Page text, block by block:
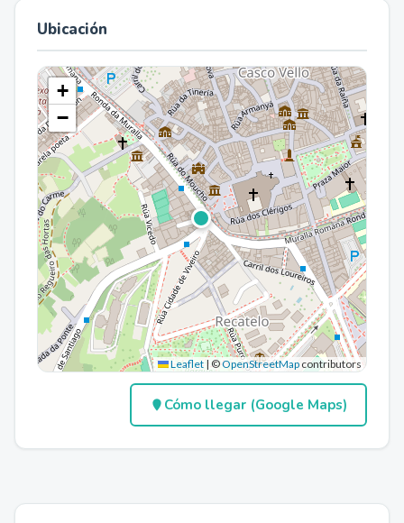
Ubicación
+
−
Leaflet |©OpenStreetMap contributors
Cómo llegar (Google Maps)